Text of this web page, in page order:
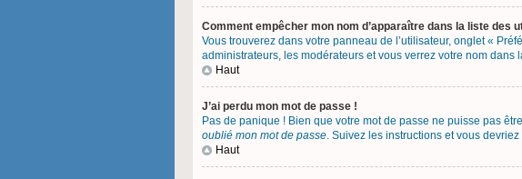
Comment empêcher mon nom d’apparaître dans la liste des
Vous trouverez dans votre panneau de l’utilisateur, onglet «
administrateurs, les modérateurs et vous verrez votre nom
Haut
J’ai perdu mon mot de passe !
Pas de panique ! Bien que votre mot de passe ne puisse pas
oublié mon mot de passe. Suivez les instructions et vous
Haut